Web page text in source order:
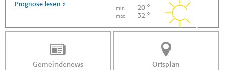
Prognose lesen »
min 20 °
max 32 °
Gemeindenews Ortsplan